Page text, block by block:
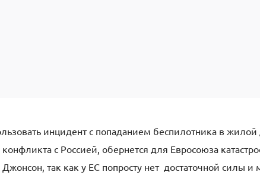
инцидент с попаданием беспилотника в
с Россией, обернется для Евросоюза
так как у ЕС попросту нет достаточной силы и